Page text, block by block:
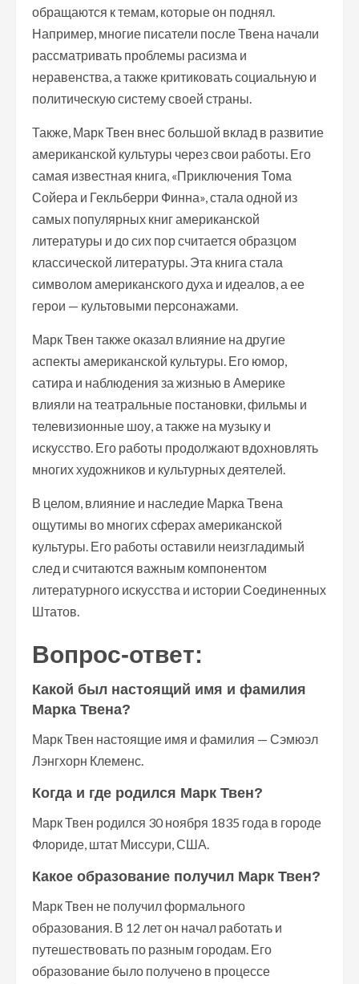
обращаются к темам, которые он поднял.
Например, многие писатели после Твена начали
рассматривать проблемы расизма и
неравенства, а также критиковать социальную и
политическую систему своей страны.
Также, Марк Твен внес большой вклад в развитие
американской культуры через свои работы. Его
самая известная книга, «Приключения Тома
Сойера и Гекльберри Финна», стала одной из
самых популярных книг американской
литературы и до сих пор считается образцом
классической литературы. Эта книга стала
символом американского духа и идеалов, а ее
герои — культовыми персонажами.
Марк Твен также оказал влияние на другие
аспекты американской культуры. Его юмор,
сатира и наблюдения за жизнью в Америке
влияли на театральные постановки, фильмы и
телевизионные шоу, а также на музыку и
искусство. Его работы продолжают вдохновлять
многих художников и культурных деятелей.
В целом, влияние и наследие Марка Твена
ощутимы во многих сферах американской
культуры. Его работы оставили неизгладимый
след и считаются важным компонентом
литературного искусства и истории Соединенных
Штатов.
Вопрос-ответ:
Какой был настоящий имя и фамилия
Марка Твена?
Марк Твен настоящие имя и фамилия — Сэмюэл
Лэнгхорн Клеменс.
Когда и где родился Марк Твен?
Марк Твен родился 30 ноября 1835 года в городе
Флориде, штат Миссури, США.
Какое образование получил Марк Твен?
Марк Твен не получил формального
образования. В 12 лет он начал работать и
путешествовать по разным городам. Его
образование было получено в процессе